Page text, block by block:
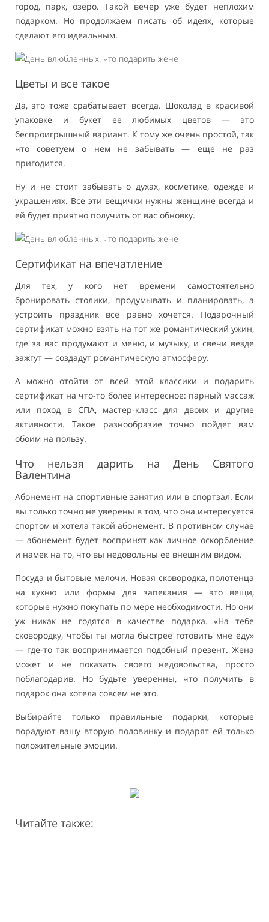
город, парк, озеро. Такой вечер уже будет неплохим
подарком. Но продолжаем писать об идеях, которые
сделают его идеальным.
Цветы и все такое
Да, это тоже срабатывает всегда. Шоколад в красивой
упаковке и букет ее любимых цветов — это
беспроигрышный вариант. К тому же очень простой, так
что советуем о нем не забывать — еще не раз
пригодится.
Ну и не стоит забывать о духах, косметике, одежде и
украшениях. Все эти вещички нужны женщине всегда и
ей будет приятно получить от вас обновку.
Сертификат на впечатление
Для тех, у кого нет времени самостоятельно
бронировать столики, продумывать и планировать, а
устроить праздник все равно хочется. Подарочный
сертификат можно взять на тот же романтический ужин,
где за вас продумают и меню, и музыку, и свечи везде
зажгут — создадут романтическую атмосферу.
А можно отойти от всей этой классики и подарить
сертификат на что-то более интересное: парный массаж
или поход в СПА, мастер-класс для двоих и другие
активности. Такое разнообразие точно пойдет вам
обоим на пользу.
Что нельзя дарить на День Святого
Валентина
Абонемент на спортивные занятия или в спортзал. Если
вы только точно не уверены в том, что она интересуется
спортом и хотела такой абонемент. В противном случае
— абонемент будет воспринят как личное оскорбление
и намек на то, что вы недовольны ее внешним видом.
Посуда и бытовые мелочи. Новая сковородка, полотенца
на кухню или формы для запекания — это вещи,
которые нужно покупать по мере необходимости. Но они
уж никак не годятся в качестве подарка. «На тебе
сковородку, чтобы ты могла быстрее готовить мне еду»
— где-то так воспринимается подобный презент. Жена
может и не показать своего недовольства, просто
поблагодарив. Но будьте уверенны, что получить в
подарок она хотела совсем не это.
Выбирайте только правильные подарки, которые
порадуют вашу вторую половинку и подарят ей только
положительные эмоции.
Читайте также: